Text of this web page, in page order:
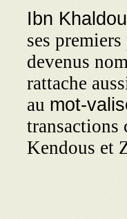
Ibn
ses
devenus
rattache
au mot-
transactions
Kendous et